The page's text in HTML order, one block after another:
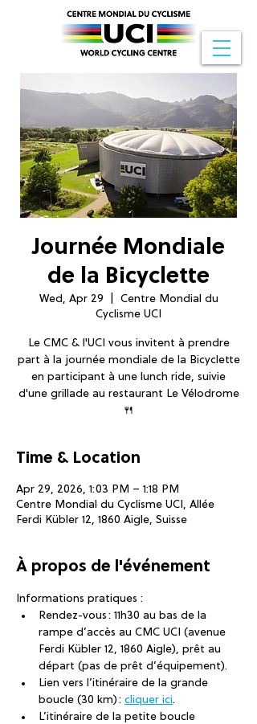
Journée Mondiale
de la Bicyclette
Wed, Apr 29
Centre Mondial du
Cyclisme UCI
Le CMC & l'UCI vous invitent à prendre
part à la journée mondiale de la Bicyclette
en participant à une lunch ride, suivie
d'une grillade au restaurant Le Vélodrome
🍴
Time & Location
Apr 29, 2026, 1:03 PM – 1:18 PM
Centre Mondial du Cyclisme UCI, Allée
Ferdi Kübler 12, 1860 Aigle, Suisse
À propos de l'événement
Informations pratiques :
Rendez-vous : 11h30 au bas de la
rampe d’accès au CMC UCI (avenue
Ferdi Kübler 12, 1860 Aigle), prêt au
départ (pas de prêt d’équipement).
Lien vers l’itinéraire de la grande
boucle (30 km) : cliquer ici.
L’itinéraire de la petite boucle